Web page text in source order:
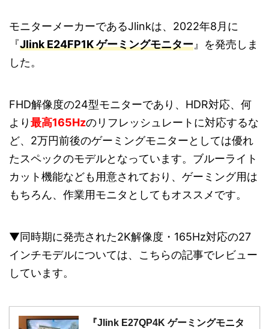
モニターメーカーであるJlinkは、2022年8月に
『Jlink E24FP1K ゲーミングモニター』を発売しま
した。
FHD解像度の24型モニターであり、HDR対応、何
より最高165Hzのリフレッシュレートに対応するな
ど、2万円前後のゲーミングモニターとしては優れ
たスペックのモデルとなっています。ブルーライト
カット機能なども用意されており、ゲーミング用は
もちろん、作業用モニタとしてもオススメです。
▼同時期に発売された2K解像度・165Hz対応の27
インチモデルについては、こちらの記事でレビュー
しています。
『Jlink E27QP4K ゲーミングモニタ